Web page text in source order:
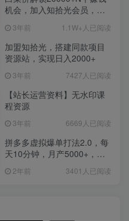
机会，加入知拾光会员，全
3年前 1.1W+人已阅读
加盟知拾光，搭建同款项目
资源站，实现日入2000+
3年前 7427人已阅读
【站长运营资料】无水印课
程资源
3年前 6669人已阅读
拼多多虚拟爆单打法2.0，每
天10分钟，月产5000+，从0
2年前 3401人已阅读